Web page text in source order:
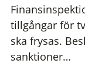
tillgångar för
ska frysas.
sanktioner…